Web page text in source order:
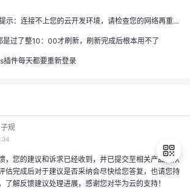
：连接不上您的云开发环境，请检查您的网络再重新链接
过了整10：00才刷新，刷新完成后根本用不了
件每天都要重新登录
子规
，您的建议和诉求已经收到，并已提交至相关产品团队
估完成后对于建议是否采纳会尽快给您答复，也请您持
了解反馈建议处理进展，感谢您对华为云的支持！